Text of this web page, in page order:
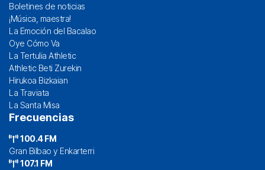
Boletines de noticias
¡Música, maestra!
La Emoción del Bacalao
Oye Cómo Va
La Tertulia Athletic
Athletic Beti Zurekin
Hirukoa Bizkaian
La Traviata
La Santa Misa
Frecuencias
100.4 FM
Gran Bilbao y Enkarterri
107.1 FM